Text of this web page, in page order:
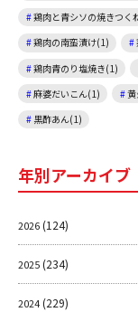
鶏肉と青シソの焼きつく
鶏肉の南蛮漬け(1)
鶏肉青のり塩焼き(1)
麻婆だいこん(1)
黒酢あん(1)
年別アーカイブ
2026(124)
2025(234)
2024(229)